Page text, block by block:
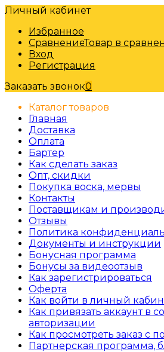
Личный кабинет
Избранное
СравнениеТовар в
Вход
Регистрация
Заказать звонок0
Каталог товаров
Главная
Доставка
Оплата
Бартер
Как сделать заказ
Опт, скидки
Покупка воска, мервы
Контакты
Поставщикам и
Отзывы
Политика
Документы и инструкции
Бонусная программа
Бонусы за видеоотзыв
Как зарегистрироваться
Оферта
Как войти в личный
Как привязать аккаунт в
авторизации
Как просмотреть заказ
Партнерская программа,